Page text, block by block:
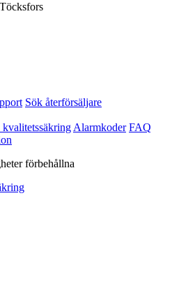
Sök återförsäljare
Alarmkoder FAQ
förbehållna